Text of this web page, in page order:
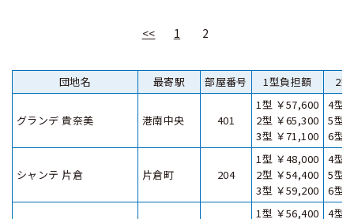
<< 1 2
団地名 最寄駅 部屋番号 1型負担額 2
グランデ 貴奈美 港南中央 401
1型 ￥57,600
2型 ￥65,300
3型 ￥71,100
4型
5型
6型
シャンテ 片倉 片倉町 204
1型 ￥48,000
2型 ￥54,400
3型 ￥59,200
4型
5型
6型
1型 ￥56,400
4型